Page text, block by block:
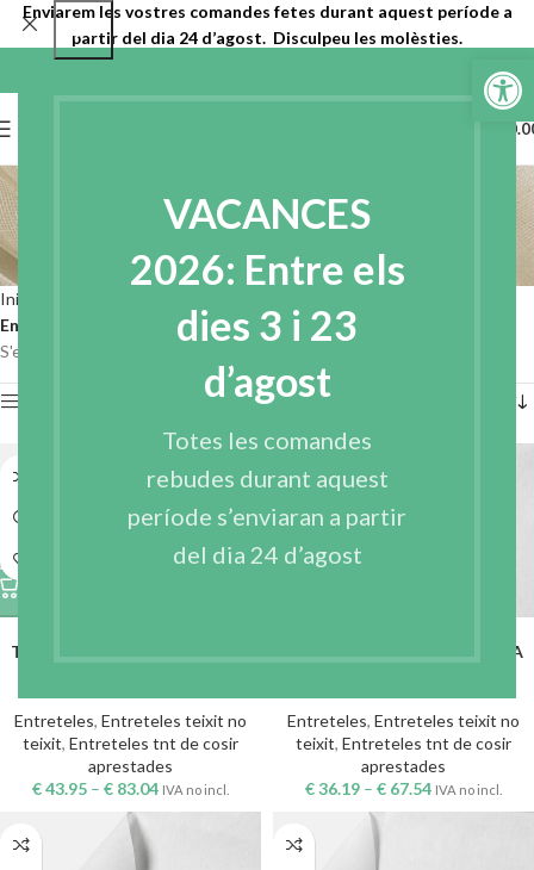
VACANCES
2026: Entre els
dies 3 i 23
d’agost
Totes les comandes
rebudes durant aquest
període s’enviaran a partir
del dia 24 d’agost
Obre la
Entreteles tnt de cosir
aprestades
Categories
Inici
Entreteles tnt de cosir aprestades
S'estan mostrant 4 resultats
TEIXIT DE COSIR APRESTADA
Entreteles, Entreteles teixit no
teixit, Entreteles tnt de cosir
aprestades
€43.95 – € 83.04 IVA no incl.
TEIXIT DE COSIR APRESTADA
Entreteles, Entreteles teixit no
teixit, Entreteles tnt de cosir
aprestades
€36.19 – € 67.54 IVA no incl.
Enviarem les vostres comandes fetes durant aquest període a
partir del dia 24 d’agost. Disculpeu les molèsties.